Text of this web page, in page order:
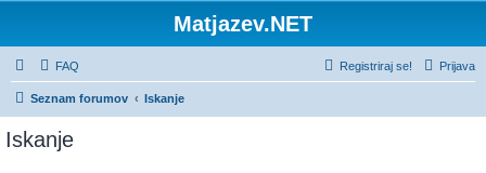
Matjazev.NET
FAQ Prijava
Registriraj se!
Seznam forumov Iskanje
Iskanje